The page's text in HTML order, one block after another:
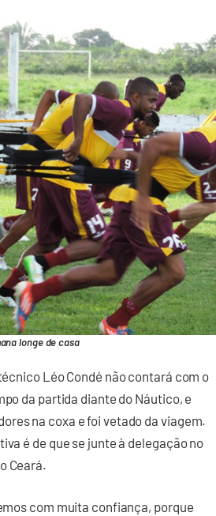
longe de casa
Léo Condé não contará com o
da partida diante do Náutico, e
na coxa e foi vetado da viagem.
é de que se junte à delegação no
Ceará.
com muita confiança, porque